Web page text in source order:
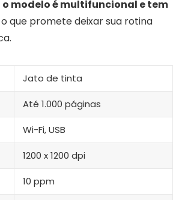
o modelo é multifuncional e tem
o que promete deixar sua rotina
Jato de tinta
Até 1.000 páginas
Wi-Fi, USB
1200 x 1200 dpi
10 ppm